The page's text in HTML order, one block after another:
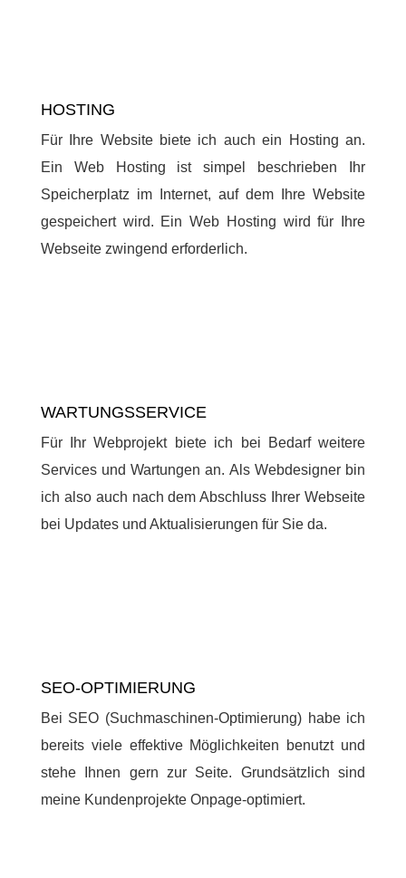
HOSTING
Für Ihre Website biete ich auch ein Hosting an.
Ein Web Hosting ist simpel beschrieben Ihr
Speicherplatz im Internet, auf dem Ihre Website
gespeichert wird. Ein Web Hosting wird für Ihre
Webseite zwingend erforderlich.
WARTUNGSSERVICE
Für Ihr Webprojekt biete ich bei Bedarf weitere
Services und Wartungen an. Als Webdesigner bin
ich also auch nach dem Abschluss Ihrer Webseite
bei Updates und Aktualisierungen für Sie da.
SEO-OPTIMIERUNG
Bei SEO (Suchmaschinen-Optimierung) habe ich
bereits viele effektive Möglichkeiten benutzt und
stehe Ihnen gern zur Seite. Grundsätzlich sind
meine Kundenprojekte Onpage-optimiert.